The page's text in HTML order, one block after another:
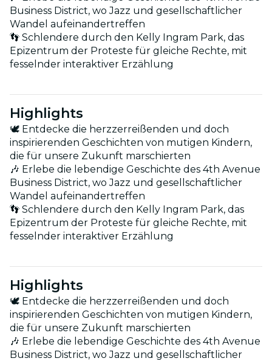
Business District, wo Jazz und gesellschaftlicher
Wandel aufeinandertreffen
👣 Schlendere durch den Kelly Ingram Park, das
Epizentrum der Proteste für gleiche Rechte, mit
fesselnder interaktiver Erzählung
Highlights
🕊 Entdecke die herzzerreißenden und doch
inspirierenden Geschichten von mutigen Kindern,
die für unsere Zukunft marschierten
🎶 Erlebe die lebendige Geschichte des 4th Avenue
Business District, wo Jazz und gesellschaftlicher
Wandel aufeinandertreffen
👣 Schlendere durch den Kelly Ingram Park, das
Epizentrum der Proteste für gleiche Rechte, mit
fesselnder interaktiver Erzählung
Highlights
🕊 Entdecke die herzzerreißenden und doch
inspirierenden Geschichten von mutigen Kindern,
die für unsere Zukunft marschierten
🎶 Erlebe die lebendige Geschichte des 4th Avenue
Business District, wo Jazz und gesellschaftlicher